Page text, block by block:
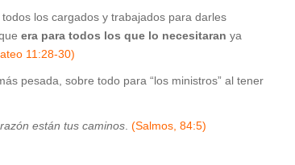
los cargados y trabajados para darles
era para todos los que lo necesitaran ya
11:28-30)
pesada, sobre todo para “los ministros” al tener
están tus caminos (Salmos, 84:5)